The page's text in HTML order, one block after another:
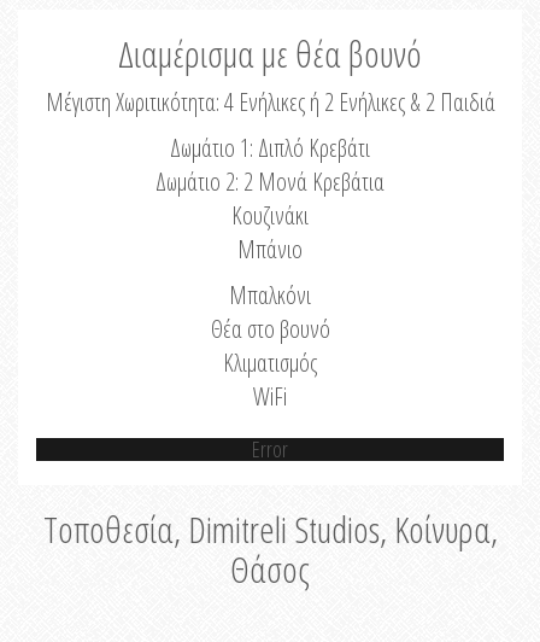
Διαμέρισμα με θέα βουνό
Μέγιστη Χωριτικότητα: 4 Ενήλικες ή 2 Ενήλικες & 2 Παιδιά
Δωμάτιο 1: Διπλό Κρεβάτι
Δωμάτιο 2: 2 Μονά Κρεβάτια
Κουζινάκι
Μπάνιο
Μπαλκόνι
Θέα στο βουνό
Κλιματισμός
WiFi
Error
Τοποθεσία, Dimitreli Studios, Κοίνυρα,
Θάσος